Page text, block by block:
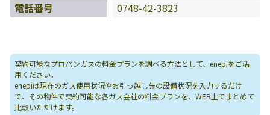
電話番号
0748-42-3823
契約可能なプロパンガスの料金プランを調べる方法として、enepiをご活
用ください。
enepiは現在のガス使用状況やお引っ越し先の設備状況を入力するだけ
で、その物件で契約可能な各ガス会社の料金プランを、WEB上でまとめて
比較いただけます。